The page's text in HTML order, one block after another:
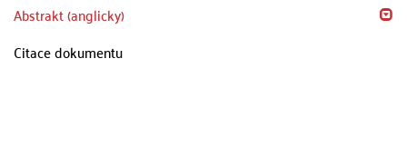
Abstrakt (anglicky)
Citace dokumentu